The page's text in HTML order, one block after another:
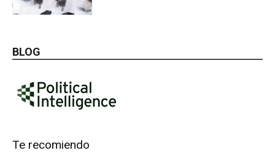
BLOG
Te recomiendo